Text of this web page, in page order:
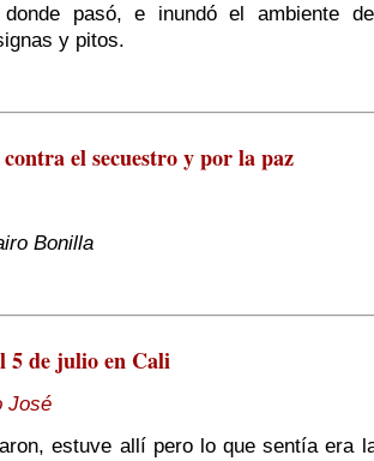
pasó, e inundó el ambiente de
y pitos.
el secuestro y por la paz
Bonilla
5 de julio en Cali
José
estuve allí pero lo que sentía era